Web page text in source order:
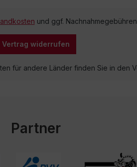
und ggf.
Vertrag widerrufen
für andere Länder finden Sie in den
Partner